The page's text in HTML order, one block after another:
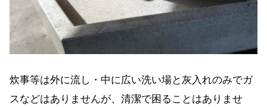
炊事等は外に流し・中に広い洗い場と灰入れのみでガ
スなどはありませんが、清潔で困ることはありませ